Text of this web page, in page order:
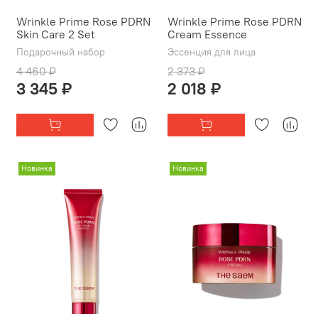
Wrinkle Prime Rose PDRN
Skin Care 2 Set
Подарочный набор
4 460 ₽
3 345 ₽
Wrinkle Prime Rose PDRN
Cream Essence
Эссенция для лица
2 373 ₽
2 018 ₽
Новинка Новинка